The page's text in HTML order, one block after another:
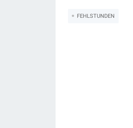
FEHLSTUNDEN